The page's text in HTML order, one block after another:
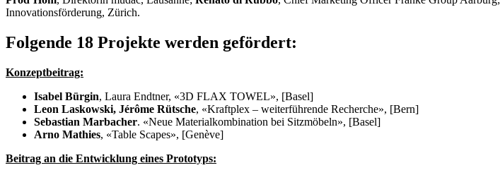
Innovationsförderung, Zürich.
Folgende 18 Projekte werden gefördert:
Konzeptbeitrag:
Isabel Bürgin, Laura Endtner, «3D FLAX TOWEL», [Basel]
Leon Laskowski, Jérôme Rütsche, «Kraftplex – weiterführende Recherche», [Bern]
Sebastian Marbacher. «Neue Materialkombination bei Sitzmöbeln», [Basel]
Arno Mathies, «Table Scapes», [Genève]
Beitrag an die Entwicklung eines Prototyps: